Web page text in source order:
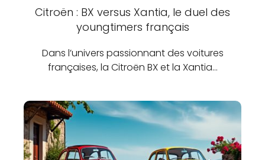
Citroën : BX versus Xantia, le duel des
youngtimers français
Dans l’univers passionnant des voitures
françaises, la Citroën BX et la Xantia…